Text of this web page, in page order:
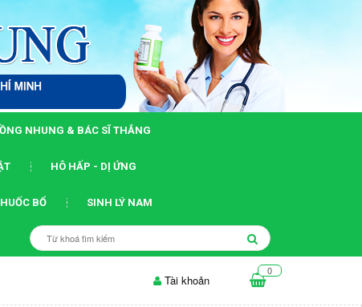
NHUNG & BÁC SĨ THẮNG
HÔ HẤP - DỊ ỨNG
BỔ SINH LÝ NAM
cứu mới chỉ ra cách virus HIV... Khuyến nghị dùng TAF thay thế
0
Tài khoản